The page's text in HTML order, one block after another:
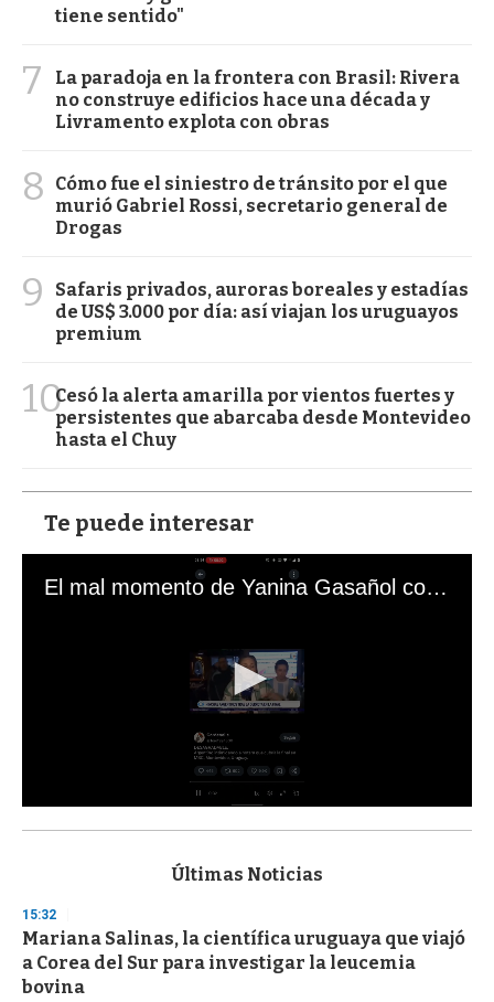
tiene sentido"
7
La paradoja en la frontera con Brasil: Rivera
no construye edificios hace una década y
Livramento explota con obras
8
Cómo fue el siniestro de tránsito por el que
murió Gabriel Rossi, secretario general de
Drogas
9
Safaris privados, auroras boreales y estadías
de US$ 3.000 por día: así viajan los uruguayos
premium
10Cesó la alerta amarilla por vientos fuertes y
persistentes que abarcaba desde Montevideo
hasta el Chuy
Te puede interesar
El mal momento de Yanina Gasañol con un hincha argentino en "Subrayado"
s
d
s
o
f
3
Últimas Noticias
15:32
Mariana Salinas, la científica uruguaya que viajó
a Corea del Sur para investigar la leucemia
bovina